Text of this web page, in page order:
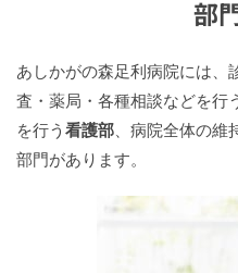
部
あしかがの森足利病院には、
査・薬局・各種相談などを行
を行う 看護部、病院全体の維
部門があります。